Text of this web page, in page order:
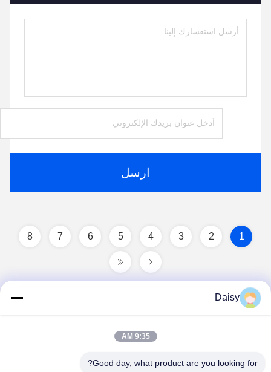
ارسل
1
2
3
4
5
6
7
8
Daisy
9:35 AM
Good day, what product are you looking for?